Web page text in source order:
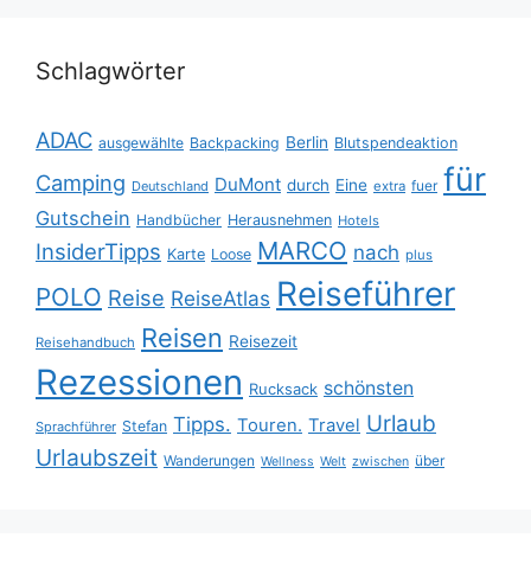
Schlagwörter
ADAC ausgewählte Backpacking Berlin Blutspendeaktion
Camping Deutschland DuMont durch Eine extra fuer für
Gutschein Handbücher Herausnehmen Hotels
InsiderTipps Karte Loose MARCO nach plus
POLO Reise ReiseAtlas Reiseführer
Reisehandbuch Reisen Reisezeit
Rezessionen Rucksack schönsten
Sprachführer Stefan Tipps. Touren. Travel Urlaub
Urlaubszeit Wanderungen Wellness Welt zwischen über